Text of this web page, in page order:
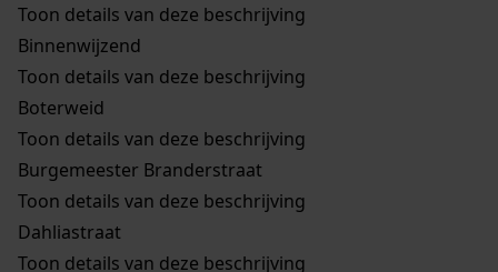
Toon details van deze beschrijving
Binnenwijzend
Toon details van deze beschrijving
Boterweid
Toon details van deze beschrijving
Burgemeester Branderstraat
Toon details van deze beschrijving
Dahliastraat
Toon details van deze beschrijving